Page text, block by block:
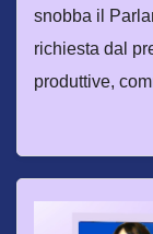
snobba il
richiesta dal
produttive,